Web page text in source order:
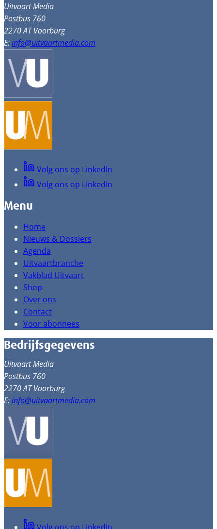
Uitvaart Media
Postbus 760
2270 AT Voorburg
E:info@uitvaartmedia.com
Volg ons op LinkedIn
Volg ons op LinkedIn
Menu
Home
Nieuws & Dossiers
Agenda
Uitvaartbranche
Vakblad Uitvaart
Shop
Over ons
Contact
Voor abonnees
Bedrijfsgegevens
Uitvaart Media
Postbus 760
2270 AT Voorburg
E:info@uitvaartmedia.com